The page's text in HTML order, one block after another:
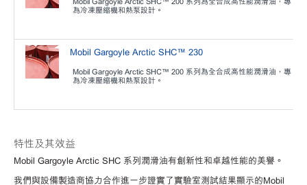
為冷凍壓縮機和熱泵設計。
Mobil Gargoyle Arctic SHC™ 230
Mobil Gargoyle Arctic SHC™ 200 系列為全合成高性能潤滑油，專
為冷凍壓縮機和熱泵設計。
特性及其效益
Mobil Gargoyle Arctic SHC 系列潤滑油有創新性和卓越性能的美譽。
我們與設備製造商協力合作進一步證實了實驗室測試結果顯示的Mobil